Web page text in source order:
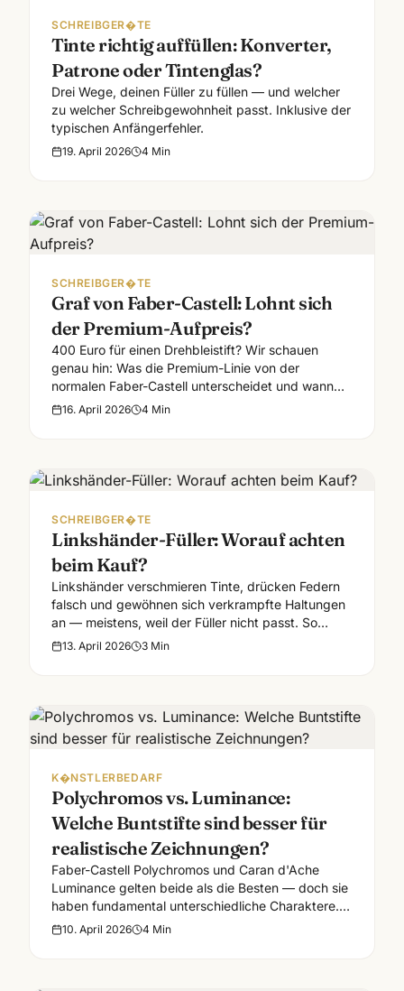
SCHREIBGER�TE
Tinte richtig auffüllen: Konverter,
Patrone oder Tintenglas?
Drei Wege, deinen Füller zu füllen — und welcher
zu welcher Schreibgewohnheit passt. Inklusive der
typischen Anfängerfehler.
19. April 2026 4 Min
SCHREIBGER�TE
Graf von Faber-Castell: Lohnt sich
der Premium-Aufpreis?
400 Euro für einen Drehbleistift? Wir schauen
genau hin: Was die Premium-Linie von der
normalen Faber-Castell unterscheidet und wann
sich der Preis trägt.
16. April 2026 4 Min
SCHREIBGER�TE
Linkshänder-Füller: Worauf achten
beim Kauf?
Linkshänder verschmieren Tinte, drücken Federn
falsch und gewöhnen sich verkrampfte Haltungen
an — meistens, weil der Füller nicht passt. So
findest du das richtige Modell.
13. April 2026 3 Min
K�NSTLERBEDARF
Polychromos vs. Luminance:
Welche Buntstifte sind besser für
realistische Zeichnungen?
Faber-Castell Polychromos und Caran d'Ache
Luminance gelten beide als die Besten — doch sie
haben fundamental unterschiedliche Charaktere.
Wir vergleichen sie für realistische Portraitarbeit.
10. April 2026 4 Min